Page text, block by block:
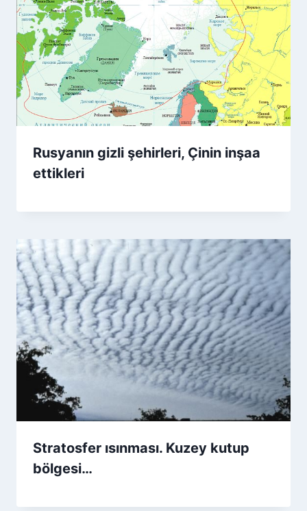
Rusyanın gizli şehirleri, Çinin inşaa
ettikleri
Stratosfer ısınması. Kuzey kutup
bölgesi…